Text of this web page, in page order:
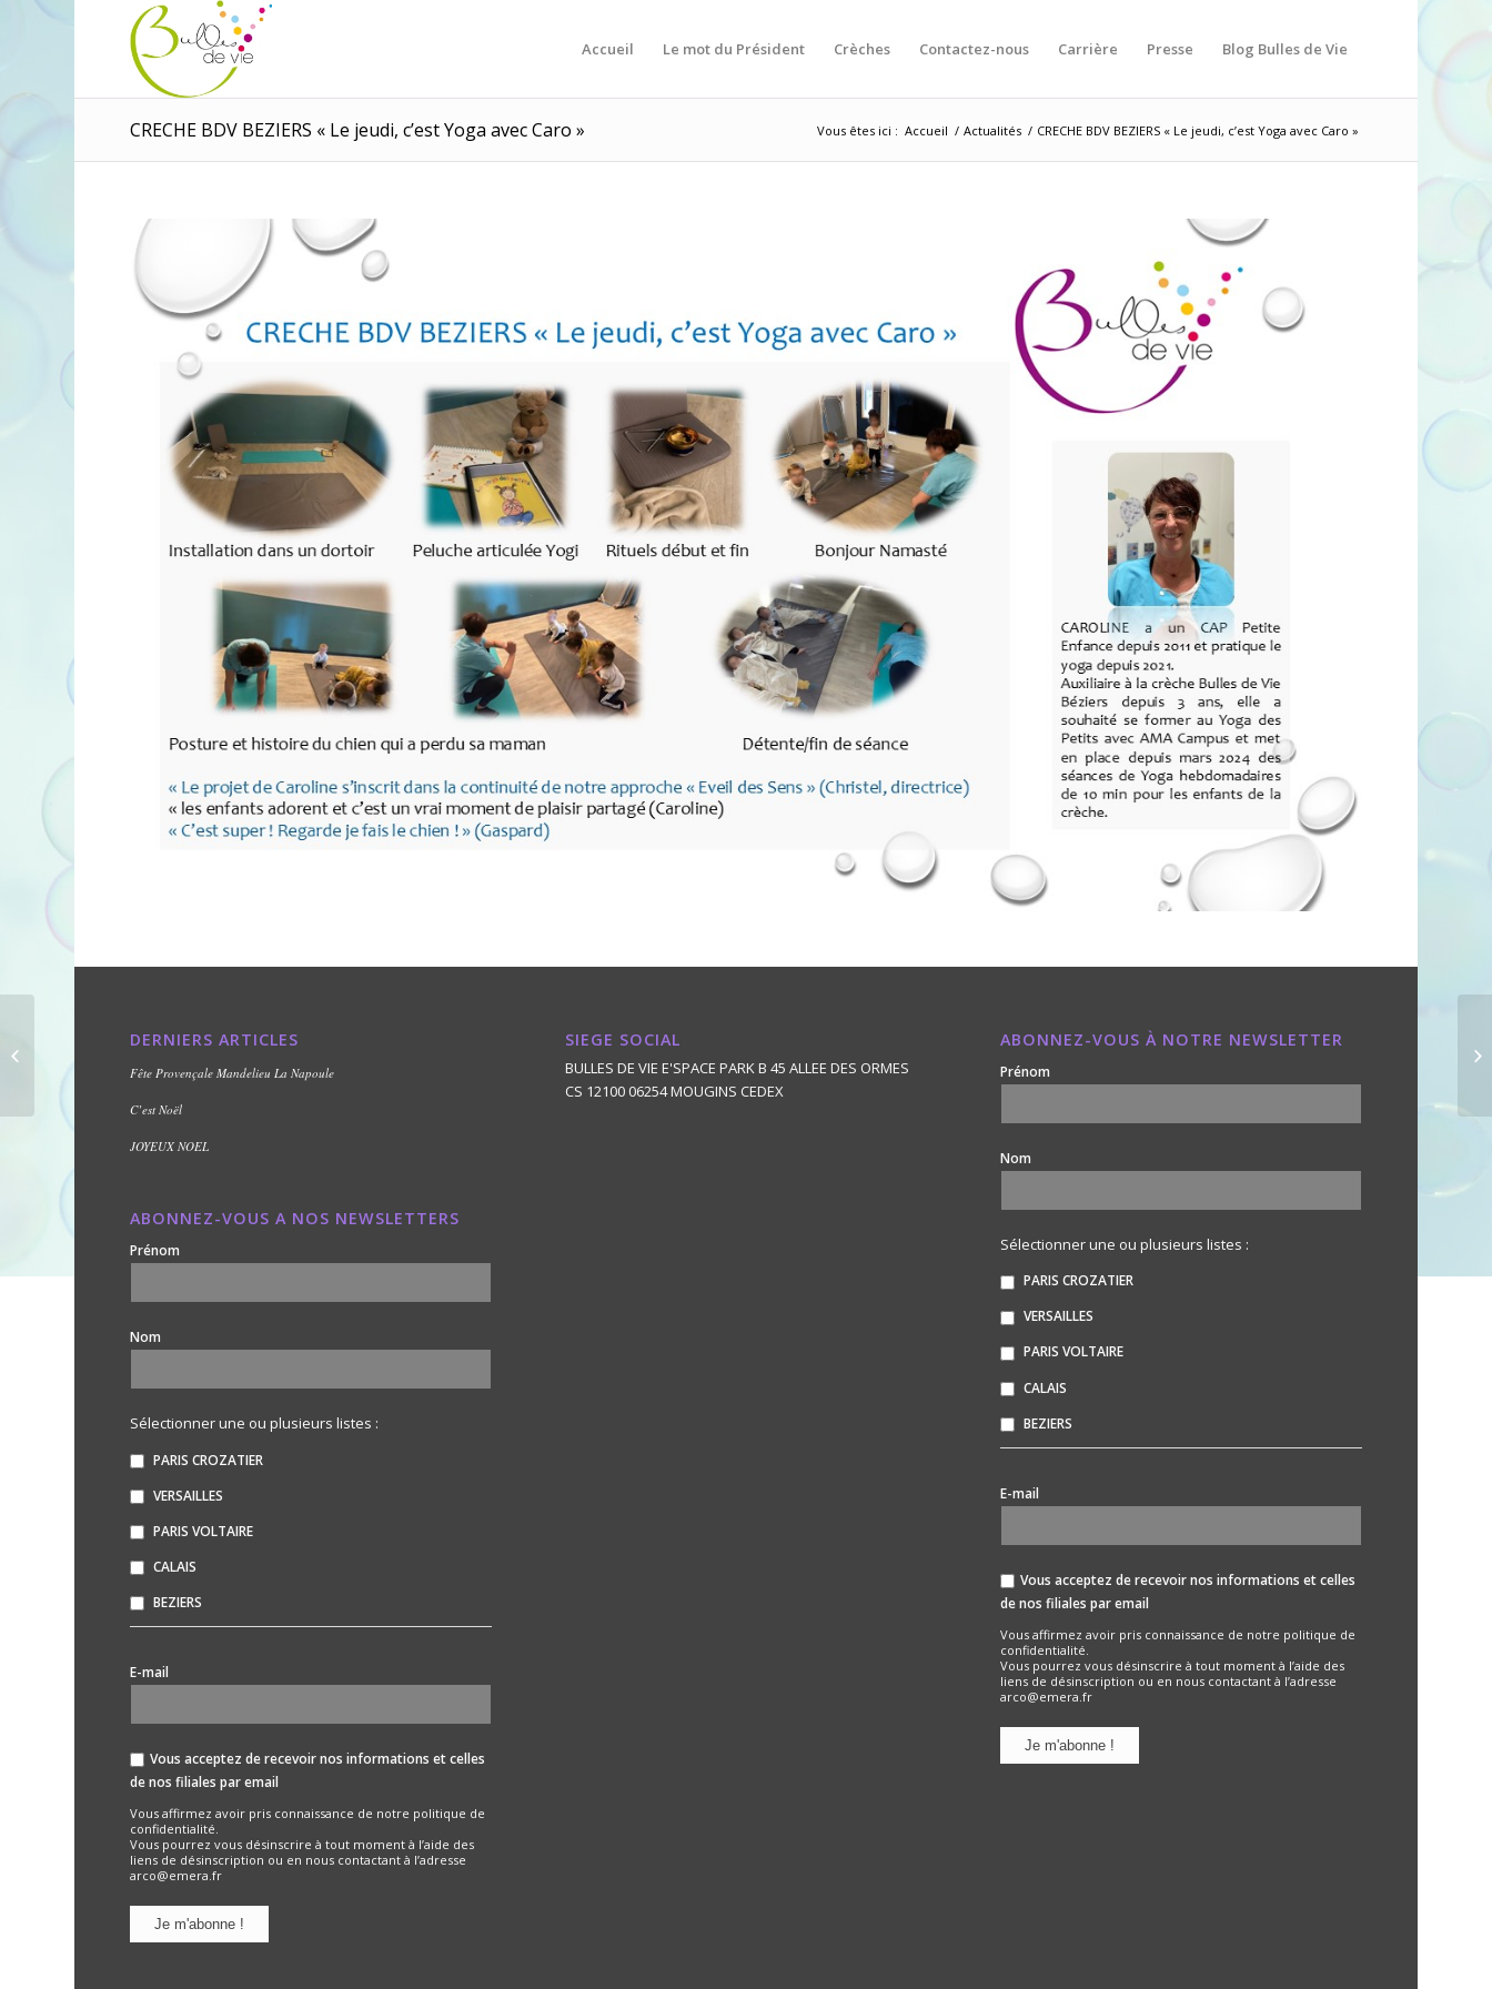
Accueil Le mot du Président Crèches Contactez-nous Carrière Presse Blog Bulles de Vie
CRECHE BDV BEZIERS « Le jeudi, c’est Yoga avec Caro » Vous êtes ici : Accueil / Actualités / CRECHE BDV BEZIERS « Le jeudi, c’est Yoga avec Caro »
DERNIERS ARTICLES
Fête Provençale Mandelieu La Napoule
C’est Noël
JOYEUX NOEL
ABONNEZ-VOUS A NOS NEWSLETTERS
Prénom
Nom
Sélectionner une ou plusieurs listes :
PARIS CROZATIER
VERSAILLES
PARIS VOLTAIRE
CALAIS
BEZIERS
E-mail
Vous acceptez de recevoir nos informations et celles
de nos filiales par email
Vous affirmez avoir pris connaissance de notre politique de
confidentialité.
Vous pourrez vous désinscrire à tout moment à l’aide des
liens de désinscription ou en nous contactant à l’adresse
arco@emera.fr
SIEGE SOCIAL
BULLES DE VIE E'SPACE PARK B 45 ALLEE DES ORMES
CS 12100 06254 MOUGINS CEDEX
ABONNEZ-VOUS À NOTRE NEWSLETTER
Prénom
Nom
Sélectionner une ou plusieurs listes :
PARIS CROZATIER
VERSAILLES
PARIS VOLTAIRE
CALAIS
BEZIERS
E-mail
Vous acceptez de recevoir nos informations et celles
de nos filiales par email
Vous affirmez avoir pris connaissance de notre politique de
confidentialité.
Vous pourrez vous désinscrire à tout moment à l’aide des
liens de désinscription ou en nous contactant à l’adresse
arco@emera.fr
RECRUTEMENT Micro-
Panneau de gestion des cookies